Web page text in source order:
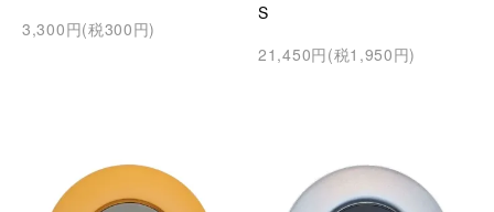
3,300円(税300円)
S
21,450円(税1,950円)